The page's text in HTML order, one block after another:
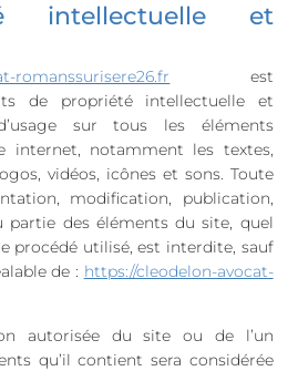
intellectuelle et
romanssurisere26.fr
est
de propriété intellectuelle et
sur tous les éléments
internet, notamment les textes,
vidéos, icônes et sons. Toute
modification, publication,
des éléments du site, quel
procédé utilisé, est interdite, sauf
de : https://cleodelon-avocat-
autorisée du site ou de l’un
qu’il contient sera considérée